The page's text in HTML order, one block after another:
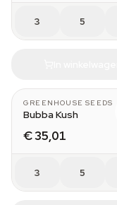
3 5
GREENHOUSE SEEDS
Bubba Kush
€ 35,01
3 5